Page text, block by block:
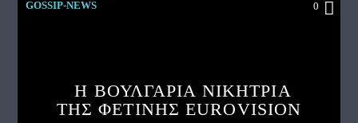
GOSSIP-NEWS 0
Η ΒΟΥΛΓΑΡΙΑ ΝΙΚΗΤΡΙΑ
ΤΗΣ ΦΕΤΙΝΗΣ EUROVISION